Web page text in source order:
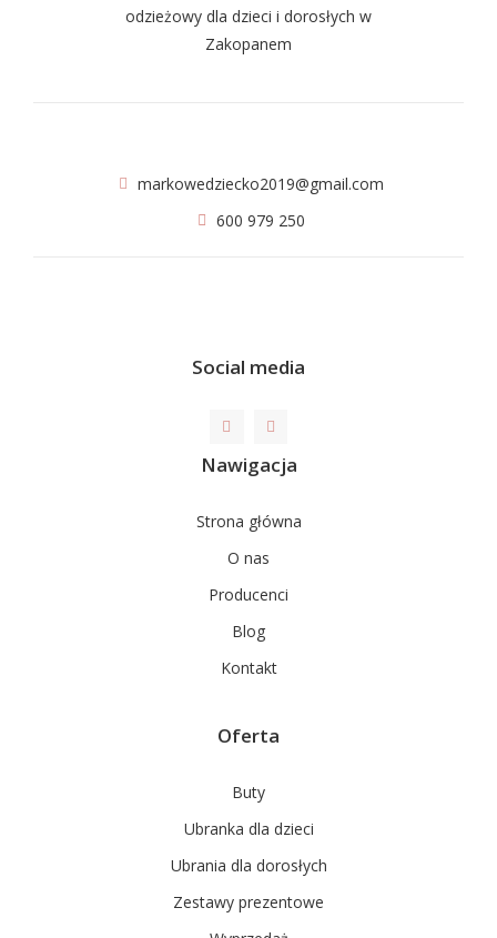
markowedziecko2019@gmail.com
600 979 250
Social media
Nawigacja
Strona główna
O nas
Producenci
Blog
Kontakt
Oferta
Buty
Ubranka dla dzieci
Ubrania dla dorosłych
Zestawy prezentowe